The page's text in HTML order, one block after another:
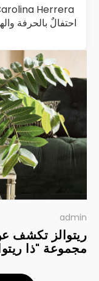
احتفالٌ بالحرفة
مجرد حقيبة؛
admin
ريتوالز تكشف
مجموعة "ذا